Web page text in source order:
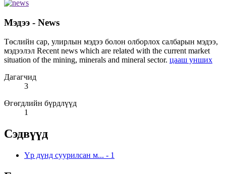
Мэдээ - News
Төслийн сар, улирлын мэдээ болон олборлох салбарын мэдээ,
мэдээлэл Recent news which are related with the current market
situation of the mining, minerals and mineral sector. цааш унших
Дагагчид
3
Өгөгдлийн бүрдлүүд
1
Сэдвүүд
Үр дүнд суурилсан м... - 1